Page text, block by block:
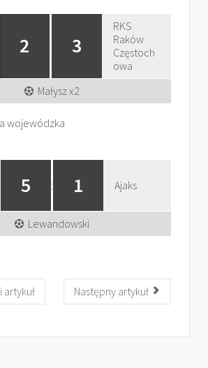
2 : 3
RKS
Raków
Częstoch
owa
Małysz x2
wojewódzka
5 : 1 Ajaks
Lewandowski
Następny artykuł